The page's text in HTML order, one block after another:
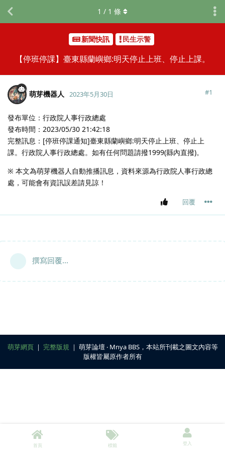
新聞快訊 民生示警
【停班停課】臺東縣蘭嶼鄉:明天停止上班、停止上課。
1 / 1 條
萌芽機器人 2023年5月30日 #1
發布單位：行政院人事行政總處
發布時間：2023/05/30 21:42:18
完整訊息：[停班停課通知]臺東縣蘭嶼鄉:明天停止上班、停止上
課。行政院人事行政總處。如有任何問題請撥1999(縣內直撥)。
※ 本文為萌芽機器人自動推播訊息，資料來源為行政院人事行政總
處，可能會有資訊誤差請見諒！
回覆
撰寫回覆...
萌芽網頁｜ 完整版規 ｜ 萌芽論壇 ‧ Mnya BBS，本站所刊載之圖文內容等
版權皆屬原作者所有
首頁 標籤 登入